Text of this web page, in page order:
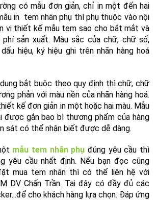
có mẫu đơn giản, chỉ in một đến hai
in tem nhãn phụ thì phụ thuộc vào nội
vị thiết kế mẫu tem sao cho bắt mắt và
sản xuất. Màu sắc của chữ, chữ số,
hiệu, ký hiệu ghi trên nhãn hàng hoá
bắt buộc theo quy định thì chữ, chữ
phản với màu nền của nhãn hàng hoá.
kế đơn giản in một hoặc hai màu. Mẫu
được gắn bao bì thương phẩm của hàng
sát có thể nhận biết được dễ dàng.
mẫu tem nhãn phụ đúng yêu cầu thì
yêu cầu nhất định. Nếu bạn đọc cũng
mua tem nhãn thì có thể liên hệ với
DV Chấn Trần. Tại đây có đầy đủ các
cho khách hàng lựa chọn. Đáp ứng